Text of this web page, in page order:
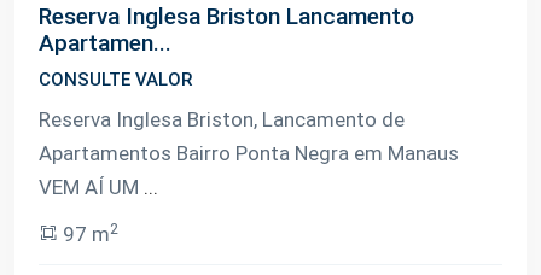
Reserva Inglesa Briston Lancamento
Apartamen...
CONSULTE VALOR
Reserva Inglesa Briston, Lancamento de
Apartamentos Bairro Ponta Negra em Manaus
VEM AÍ UM ...
97 m2